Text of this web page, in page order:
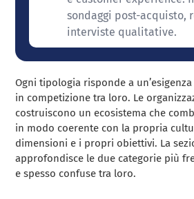
sondaggi post-acquisto,
interviste qualitative.
Ogni tipologia risponde a
in competizione tra loro. Le
costruiscono un ecosistema che
in modo coerente con la propria
dimensioni e i propri obiettivi. La
approfondisce le due categorie più
e spesso confuse tra loro.